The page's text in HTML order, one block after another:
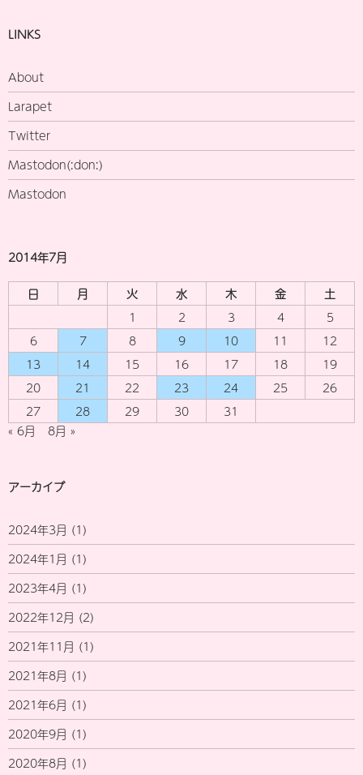
LINKS
About
Larapet
Twitter
Mastodon(:don:)
Mastodon
2014年7月
日 月 火 水 木 金
土
1
2 3 4
5
6
7 8 9 10 11
12
13
14 15 16 17 18
19
20
21 22 23 24 25
26
27
28 29 30
31
« 6月
8月 »
アーカイブ
2024年3月 (1)
2024年1月 (1)
2023年4月 (1)
2022年12月 (2)
2021年11月 (1)
2021年8月 (1)
2021年6月 (1)
2020年9月 (1)
2020年8月 (1)